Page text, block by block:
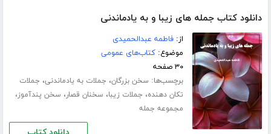
دانلود کتاب جمله های زیبا و به یادماندنی
از:فاطمه عبدالحمیدی
موضوع:کتاب‌های عمومی
۳۰ صفحه
برچسب‌ها: سخن بزرگان، جملات به یادماندنی، جملات
تکان دهنده، جملات زیبا، سخنان قصار، سخن پندآموز،
مجموعه جمله